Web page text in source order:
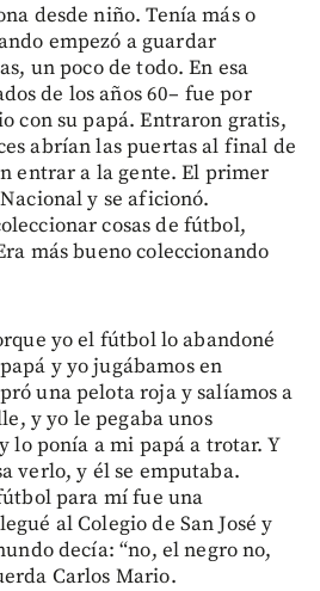
desde niño. Tenía más o
empezó a guardar
un poco de todo. En esa
de los años 60– fue por
con su papá. Entraron gratis,
abrían las puertas al final de
entrar a la gente. El primer
y se aficionó.
cosas de fútbol,
más bueno coleccionando
yo el fútbol lo abandoné
y yo jugábamos en
una pelota roja y salíamos a
y yo le pegaba unos
lo ponía a mi papá a trotar. Y
verlo, y él se emputaba.
para mí fue una
al Colegio de San José y
decía: “no, el negro no,
Carlos Mario.